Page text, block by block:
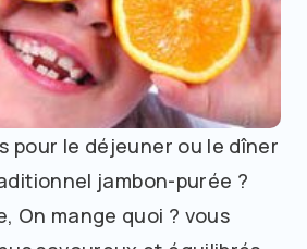
pour le déjeuner ou le dîner
jambon-purée ?
On mange quoi ? vous